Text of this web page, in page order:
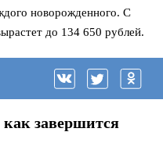
новорожденного. С
до 134 650 рублей.
завершится